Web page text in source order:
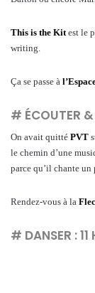
This is the Kit est le
writing.
Ça se passe à
# ÉCOUTER &
On avait quitté PVT
le chemin d’une
parce qu’il chante un
Rendez-vous à la
# DANSER :